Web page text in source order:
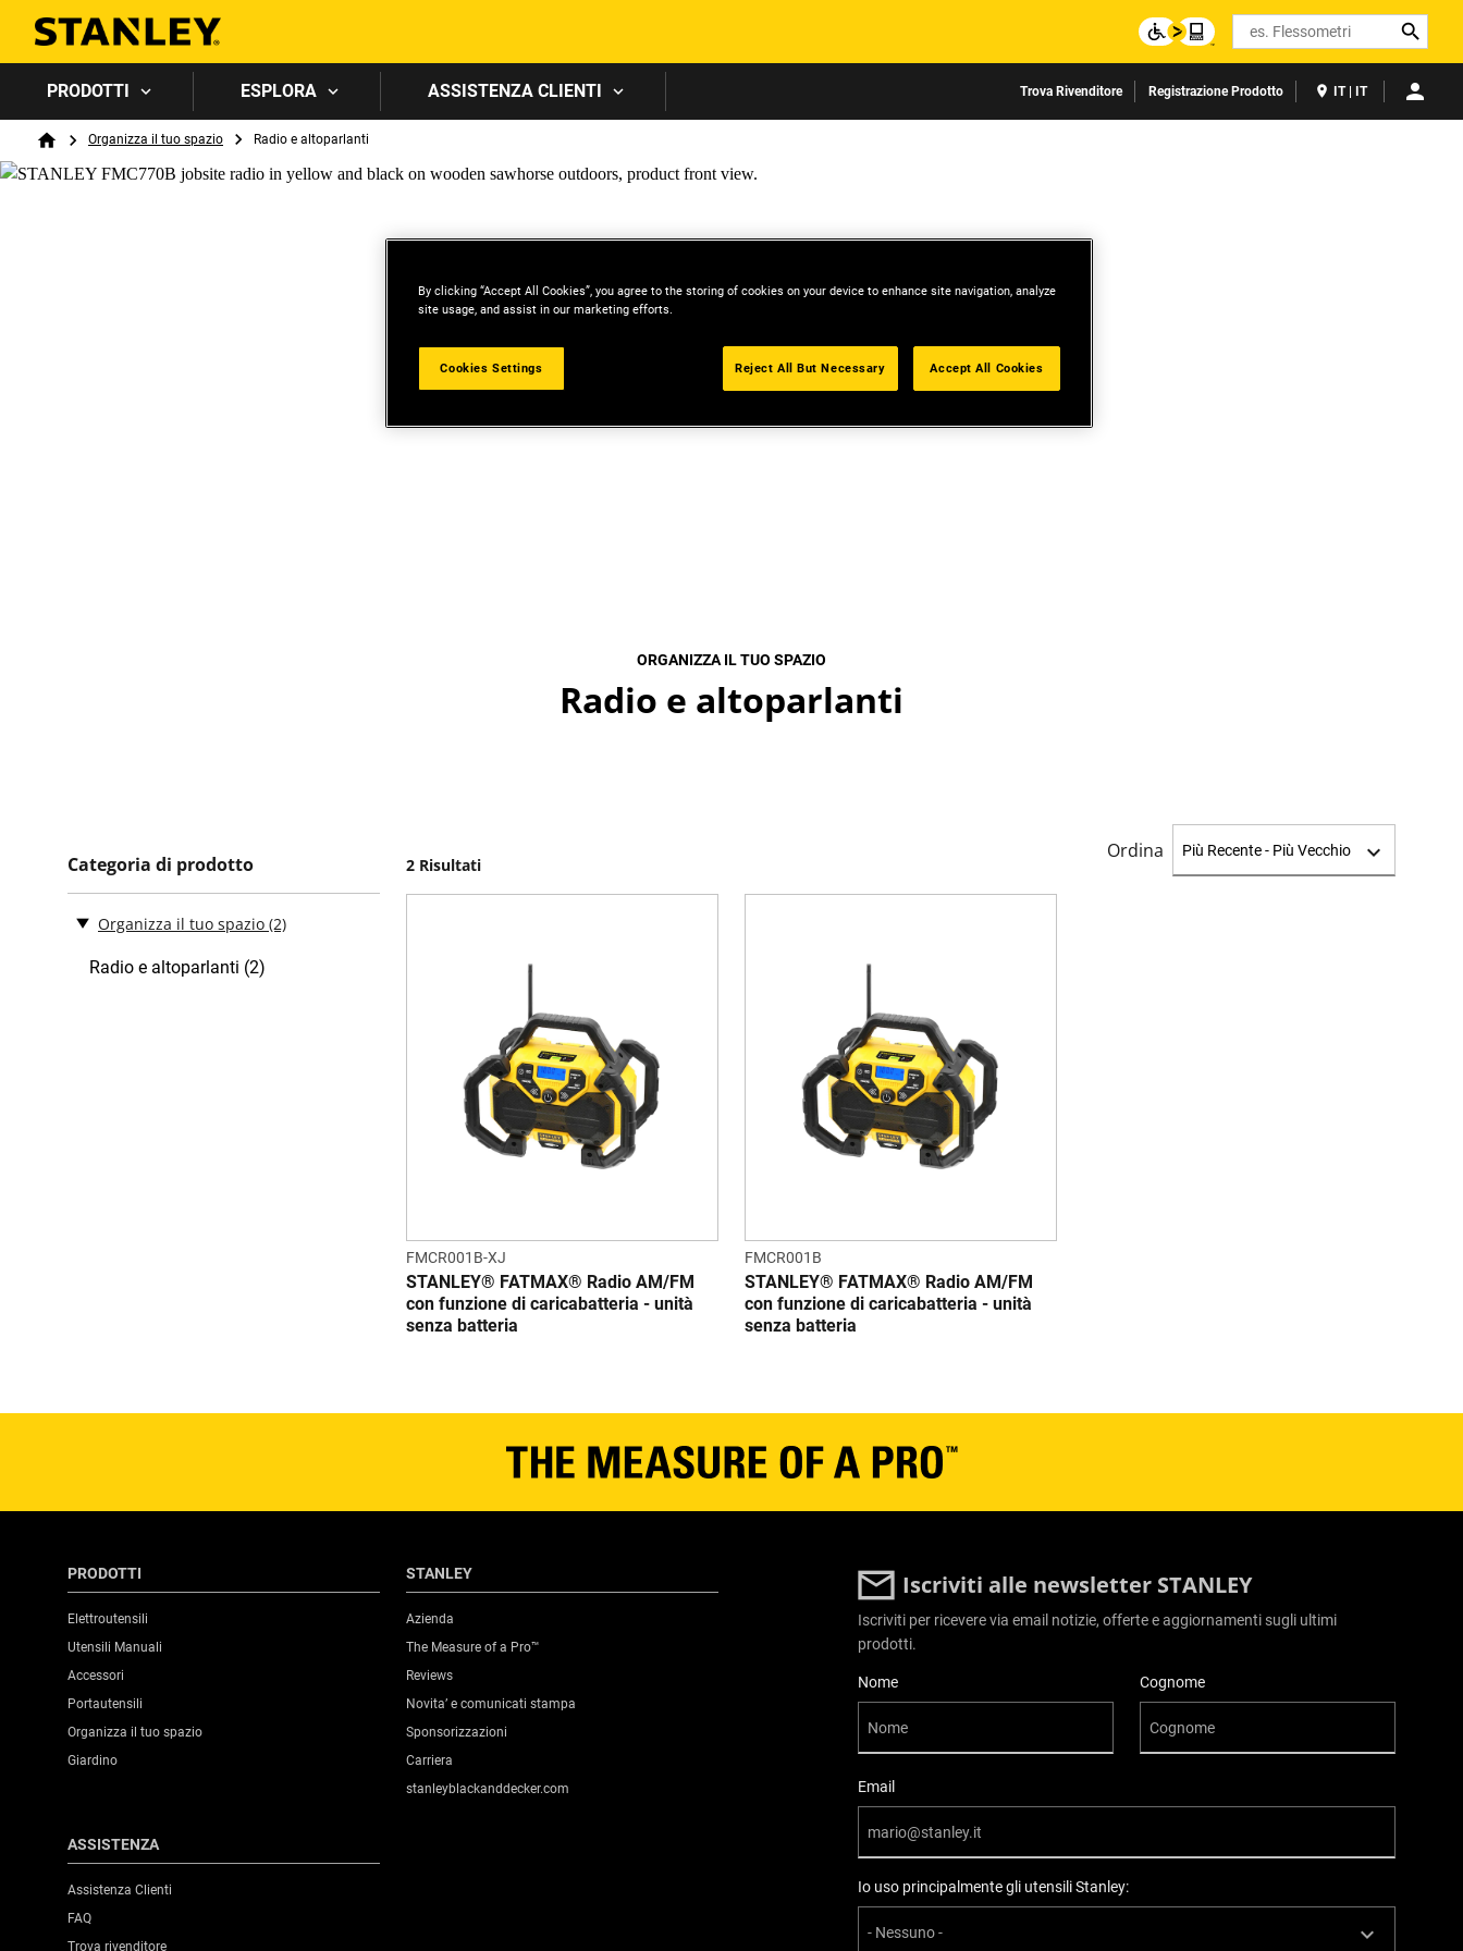
Search
PRODOTTI ESPLORA ASSISTENZA CLIENTI Trova Rivenditore Registrazione Prodotto IT | IT
Breadcrumb
HomeOrganizza il tuo spazio Radio e altoparlanti
ORGANIZZA IL TUO SPAZIO
Radio e altoparlanti
Categoria di prodotto
Organizza il tuo spazio (2)
Radio e altoparlanti (2)
2 Risultati
Ordina
FMCR001B-XJ
STANLEY® FATMAX® Radio AM/FM
con funzione di caricabatteria - unità
senza batteria
FMCR001B
STANLEY® FATMAX® Radio AM/FM
con funzione di caricabatteria - unità
senza batteria
PRODOTTI
Elettroutensili
Utensili Manuali
Accessori
Portautensili
Organizza il tuo spazio
Giardino
STANLEY
Azienda
The Measure of a Pro™
Reviews
Novita’ e comunicati stampa
Sponsorizzazioni
Carriera
stanleyblackanddecker.com
ASSISTENZA
Assistenza Clienti
FAQ
Trova rivenditore
Iscriviti alle newsletter STANLEY
Iscriviti per ricevere via email notizie, offerte e aggiornamenti sugli ultimi
prodotti.
User Details
Nome Cognome
Email
Io uso principalmente gli utensili Stanley:
By clicking “Accept All Cookies”, you agree to the storing of cookies on your device to enhance site navigation, analyze
site usage, and assist in our marketing efforts.
Cookies Settings Reject All But Necessary Accept All Cookies